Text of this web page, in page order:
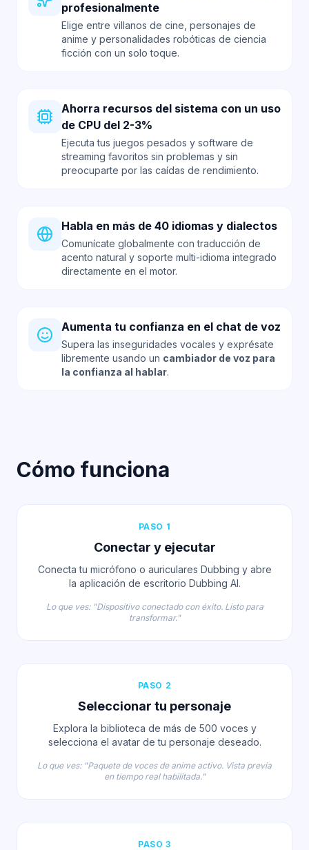
profesionalmente
Elige entre villanos de cine, personajes de
anime y personalidades robóticas de ciencia
ficción con un solo toque.
Ahorra recursos del sistema con un uso
de CPU del 2-3%
Ejecuta tus juegos pesados y software de
streaming favoritos sin problemas y sin
preocuparte por las caídas de rendimiento.
Habla en más de 40 idiomas y dialectos
Comunícate globalmente con traducción de
acento natural y soporte multi-idioma integrado
directamente en el motor.
Aumenta tu confianza en el chat de voz
Supera las inseguridades vocales y exprésate
libremente usando un cambiador de voz para
la confianza al hablar.
Cómo funciona
PASO 1
Conectar y ejecutar
Conecta tu micrófono o auriculares Dubbing y abre
la aplicación de escritorio Dubbing AI.
Lo que ves: "Dispositivo conectado con éxito. Listo para
transformar."
PASO 2
Seleccionar tu personaje
Explora la biblioteca de más de 500 voces y
selecciona el avatar de tu personaje deseado.
Lo que ves: "Paquete de voces de anime activo. Vista previa
en tiempo real habilitada."
PASO 3